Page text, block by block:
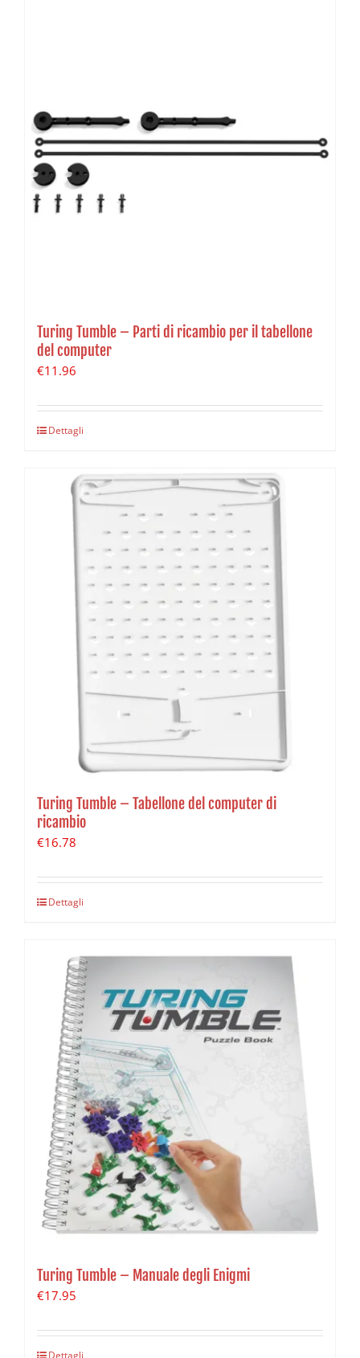
Turing Tumble – Parti di ricambio per il tabellone
del computer
€11.96
Dettagli
Turing Tumble – Tabellone del computer di
ricambio
€16.78
Dettagli
Turing Tumble – Manuale degli Enigmi
€17.95
Dettagli